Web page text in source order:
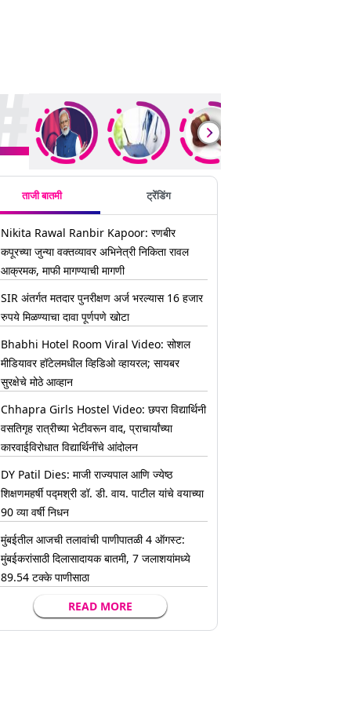
ताजी बातमी ट्रेंडिंग
Nikita Rawal Ranbir Kapoor: रणबीर
कपूरच्या जुन्या वक्तव्यावर अभिनेत्री निकिता रावल
आक्रमक, माफी मागण्याची मागणी
SIR अंतर्गत मतदार पुनरीक्षण अर्ज भरल्यास 16 हजार
रुपये मिळण्याचा दावा पूर्णपणे खोटा
Bhabhi Hotel Room Viral Video: सोशल
मीडियावर हॉटेलमधील व्हिडिओ व्हायरल; सायबर
सुरक्षेचे मोठे आव्हान
Chhapra Girls Hostel Video: छपरा विद्यार्थिनी
वसतिगृह रात्रीच्या भेटीवरून वाद, प्राचार्यांच्या
कारवाईविरोधात विद्यार्थिनींचे आंदोलन
DY Patil Dies: माजी राज्यपाल आणि ज्येष्ठ
शिक्षणमहर्षी पद्मश्री डॉ. डी. वाय. पाटील यांचे वयाच्या
90 व्या वर्षी निधन
मुंबईतील आजची तलावांची पाणीपातळी 4 ऑगस्ट:
मुंबईकरांसाठी दिलासादायक बातमी, 7 जलाशयांमध्ये
89.54 टक्के पाणीसाठा
READ MORE